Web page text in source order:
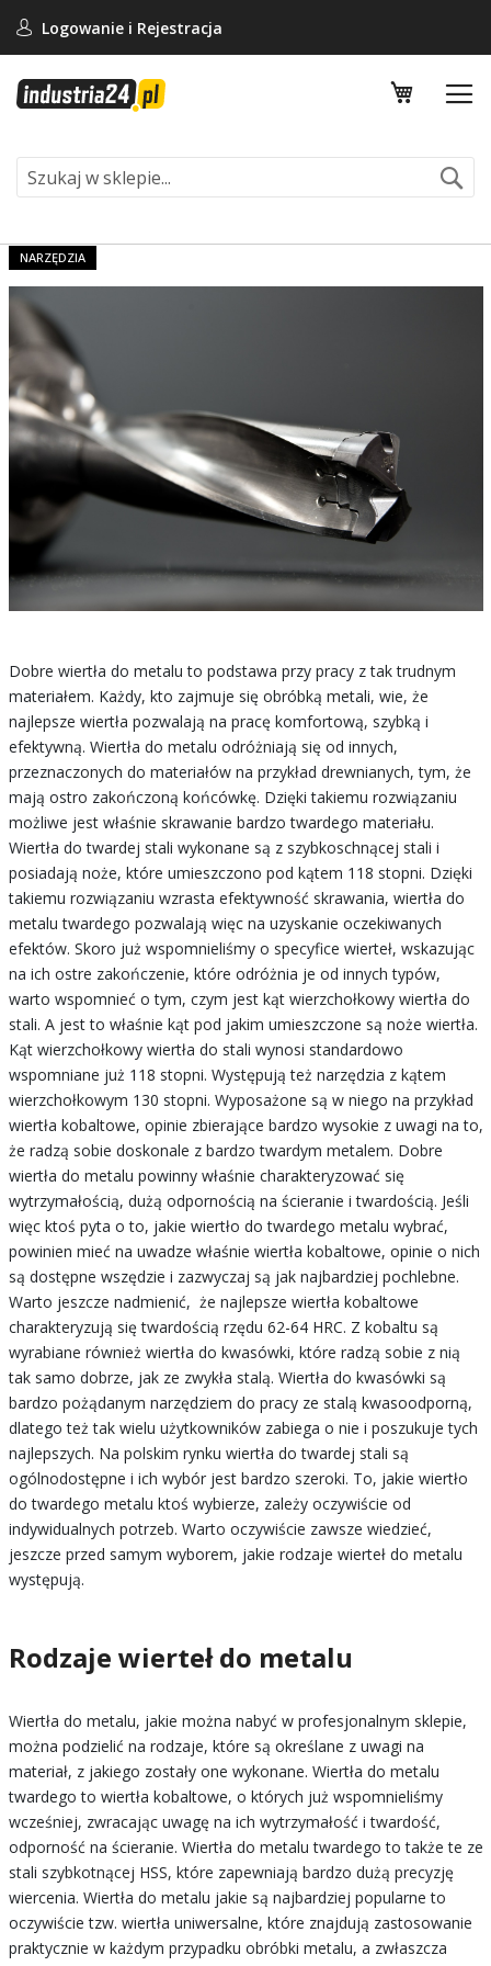
Logowanie i Rejestracja
Mój
NARZĘDZIA
Dobre wiertła do metalu to podstawa przy pracy z tak trudnym
materiałem. Każdy, kto zajmuje się obróbką metali, wie, że
najlepsze wiertła pozwalają na pracę komfortową, szybką i
efektywną. Wiertła do metalu odróżniają się od innych,
przeznaczonych do materiałów na przykład drewnianych, tym, że
mają ostro zakończoną końcówkę. Dzięki takiemu rozwiązaniu
możliwe jest właśnie skrawanie bardzo twardego materiału.
Wiertła do twardej stali wykonane są z szybkoschnącej stali i
posiadają noże, które umieszczono pod kątem 118 stopni. Dzięki
takiemu rozwiązaniu wzrasta efektywność skrawania, wiertła do
metalu twardego pozwalają więc na uzyskanie oczekiwanych
efektów. Skoro już wspomnieliśmy o specyfice wierteł, wskazując
na ich ostre zakończenie, które odróżnia je od innych typów,
warto wspomnieć o tym, czym jest kąt wierzchołkowy wiertła do
stali. A jest to właśnie kąt pod jakim umieszczone są noże wiertła.
Kąt wierzchołkowy wiertła do stali wynosi standardowo
wspomniane już 118 stopni. Występują też narzędzia z kątem
wierzchołkowym 130 stopni. Wyposażone są w niego na przykład
wiertła kobaltowe, opinie zbierające bardzo wysokie z uwagi na to,
że radzą sobie doskonale z bardzo twardym metalem. Dobre
wiertła do metalu powinny właśnie charakteryzować się
wytrzymałością, dużą odpornością na ścieranie i twardością. Jeśli
więc ktoś pyta o to, jakie wiertło do twardego metalu wybrać,
powinien mieć na uwadze właśnie wiertła kobaltowe, opinie o nich
są dostępne wszędzie i zazwyczaj są jak najbardziej pochlebne.
Warto jeszcze nadmienić, że najlepsze wiertła kobaltowe
charakteryzują się twardością rzędu 62-64 HRC. Z kobaltu są
wyrabiane również wiertła do kwasówki, które radzą sobie z nią
tak samo dobrze, jak ze zwykła stalą. Wiertła do kwasówki są
bardzo pożądanym narzędziem do pracy ze stalą kwasoodporną,
dlatego też tak wielu użytkowników zabiega o nie i poszukuje tych
najlepszych. Na polskim rynku wiertła do twardej stali są
ogólnodostępne i ich wybór jest bardzo szeroki. To, jakie wiertło
do twardego metalu ktoś wybierze, zależy oczywiście od
indywidualnych potrzeb. Warto oczywiście zawsze wiedzieć,
jeszcze przed samym wyborem, jakie rodzaje wierteł do metalu
występują.
Rodzaje wierteł do metalu
Wiertła do metalu, jakie można nabyć w profesjonalnym sklepie,
można podzielić na rodzaje, które są określane z uwagi na
materiał, z jakiego zostały one wykonane. Wiertła do metalu
twardego to wiertła kobaltowe, o których już wspomnieliśmy
wcześniej, zwracając uwagę na ich wytrzymałość i twardość,
odporność na ścieranie. Wiertła do metalu twardego to także te ze
stali szybkotnącej HSS, które zapewniają bardzo dużą precyzję
wiercenia. Wiertła do metalu jakie są najbardziej popularne to
oczywiście tzw. wiertła uniwersalne, które znajdują zastosowanie
praktycznie w każdym przypadku obróbki metalu, a zwłaszcza